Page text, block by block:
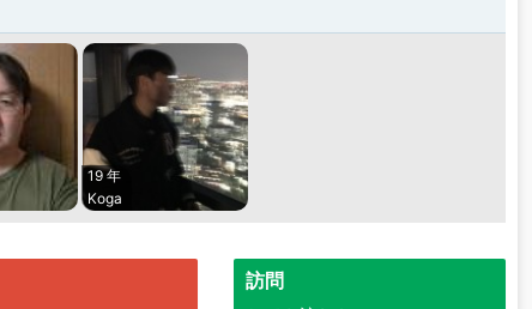
19 年
Koga
訪問